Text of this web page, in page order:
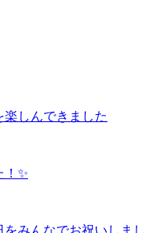
しんできました
✨
をみんなでお祝いしま